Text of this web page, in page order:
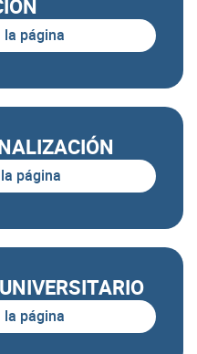
la página
página
la página